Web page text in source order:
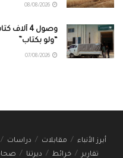
وصول 4
“ولو بكتاب”
أبرز الأنباء مقابلات دراسات
تقارير
خرائط ديرتنا